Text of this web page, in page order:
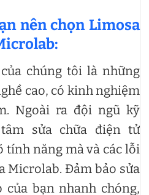
nên chọn Limosa
chúng tôi là những
cao, có kinh nghiệm
Ngoài ra đội ngũ kỹ
sửa chữa điện tử
tính năng mà và các lỗi
Microlab. Đảm bảo sửa
của bạn nhanh chóng,